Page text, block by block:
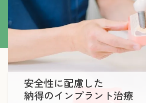
安全性に配慮した
納得のインプラント治療